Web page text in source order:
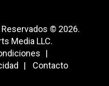
© 2026.
Media LLC.
Contacto